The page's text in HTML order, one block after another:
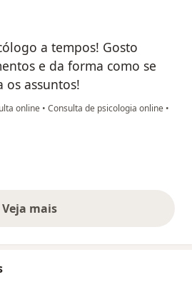
a tempos! Gosto
e da forma como se
os assuntos!
online • Consulta de psicologia online •
Pizzi Dal Pupo Strapasson
Veja maisopiniões acima